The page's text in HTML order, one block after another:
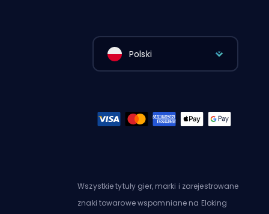
Polski
Wszystkie tytuły gier, marki i zarejestrowane
znaki towarowe wspomniane na Eloking